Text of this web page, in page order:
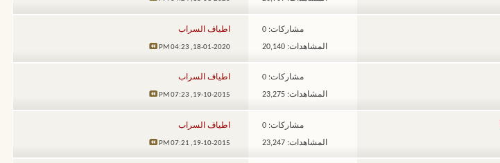
مشاركات: 0
المشاهدات: 20,140
اطياف السراب
18-01-2020,
04:23 PM
مشاركات: 0
المشاهدات: 23,275
اطياف السراب
19-10-2015,
07:23 PM
مشاركات: 0
المشاهدات: 23,247
اطياف السراب
19-10-2015,
07:21 PM